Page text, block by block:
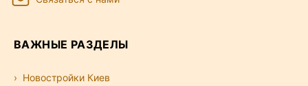
ВАЖНЫЕ РАЗДЕЛЫ
Новостройки Киев